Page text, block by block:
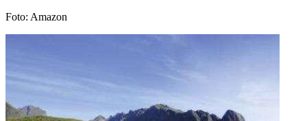
Foto: Amazon